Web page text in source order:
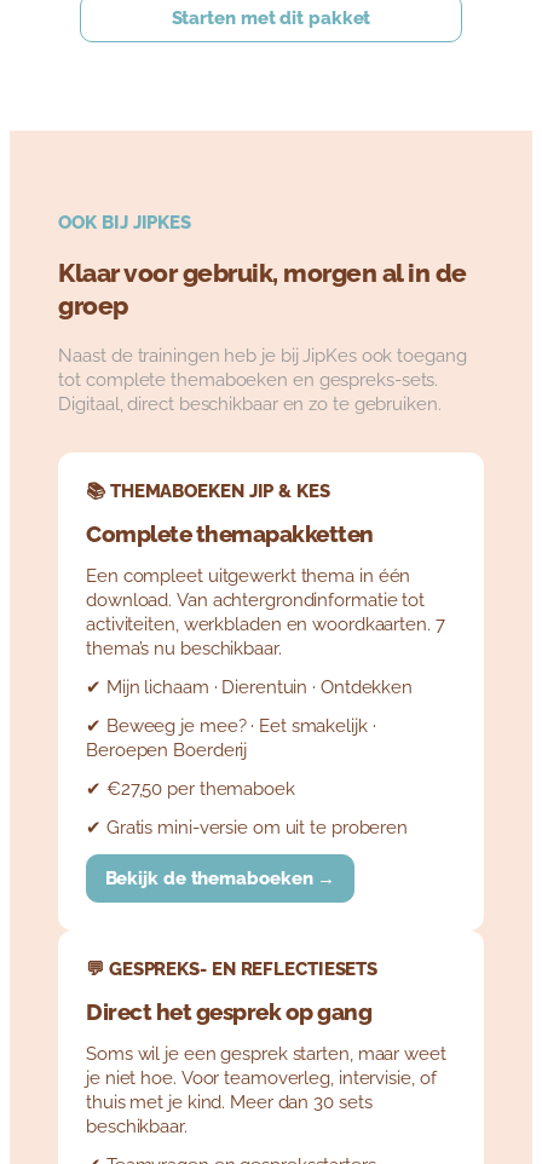
Starten met dit pakket
OOK BIJ JIPKES
Klaar voor gebruik, morgen al in de
groep
Naast de trainingen heb je bij JipKes ook toegang
tot complete themaboeken en gespreks-sets.
Digitaal, direct beschikbaar en zo te gebruiken.
📚 THEMABOEKEN JIP & KES
Complete themapakketten
Een compleet uitgewerkt thema in één
download. Van achtergrondinformatie tot
activiteiten, werkbladen en woordkaarten. 7
thema’s nu beschikbaar.
✔ Mijn lichaam · Dierentuin · Ontdekken
✔ Beweeg je mee? · Eet smakelijk ·
Beroepen Boerderij
✔ €27,50 per themaboek
✔ Gratis mini-versie om uit te proberen
Bekijk de themaboeken →
💬 GESPREKS- EN REFLECTIESETS
Direct het gesprek op gang
Soms wil je een gesprek starten, maar weet
je niet hoe. Voor teamoverleg, intervisie, of
thuis met je kind. Meer dan 30 sets
beschikbaar.